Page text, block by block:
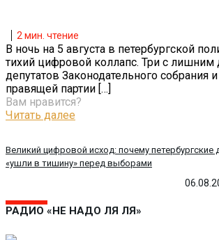
Великий цифровой исход: почему петербургские
«ушли в тишину» перед выборами
2мин. чтение
В ночь на 5 августа в петербургской
тихий цифровой коллапс. Три с лишним
депутатов Законодательного собрания
правящей партии […]
Вам нравится?
Читать далее
РАДИО «НЕ НАДО ЛЯ ЛЯ»